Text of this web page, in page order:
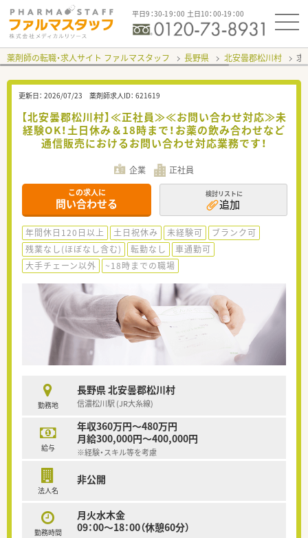
平日9：30-19：00 土日10：00-19：00
薬剤師の転職・求人サイト ファルマスタッフ 長野県 北安曇郡松川村 求
更新日： 2026/07/23 薬剤師求人ID： 621619
【北安曇郡松川村】≪正社員≫≪お問い合わせ対応≫未
経験OK！土日休み＆18時まで！お薬の飲み合わせなど
通信販売におけるお問い合わせ対応業務です！
企業 正社員
この求人に
問い合わせる
検討リストに
追加
年間休日120日以上 土日祝休み 未経験可
ブランク可
残業なし(ほぼなし含む)
転勤なし
車通勤可
大手チェーン以外
~18時までの職場
勤務地
長野県 北安曇郡松川村
信濃松川駅 (JR大糸線)
給与
年収360万円～480万円
月給300,000円～400,000円
※経験・スキル等を考慮
法人名
非公開
勤務時間
月火水木金
09：00～18：00（休憩60分）